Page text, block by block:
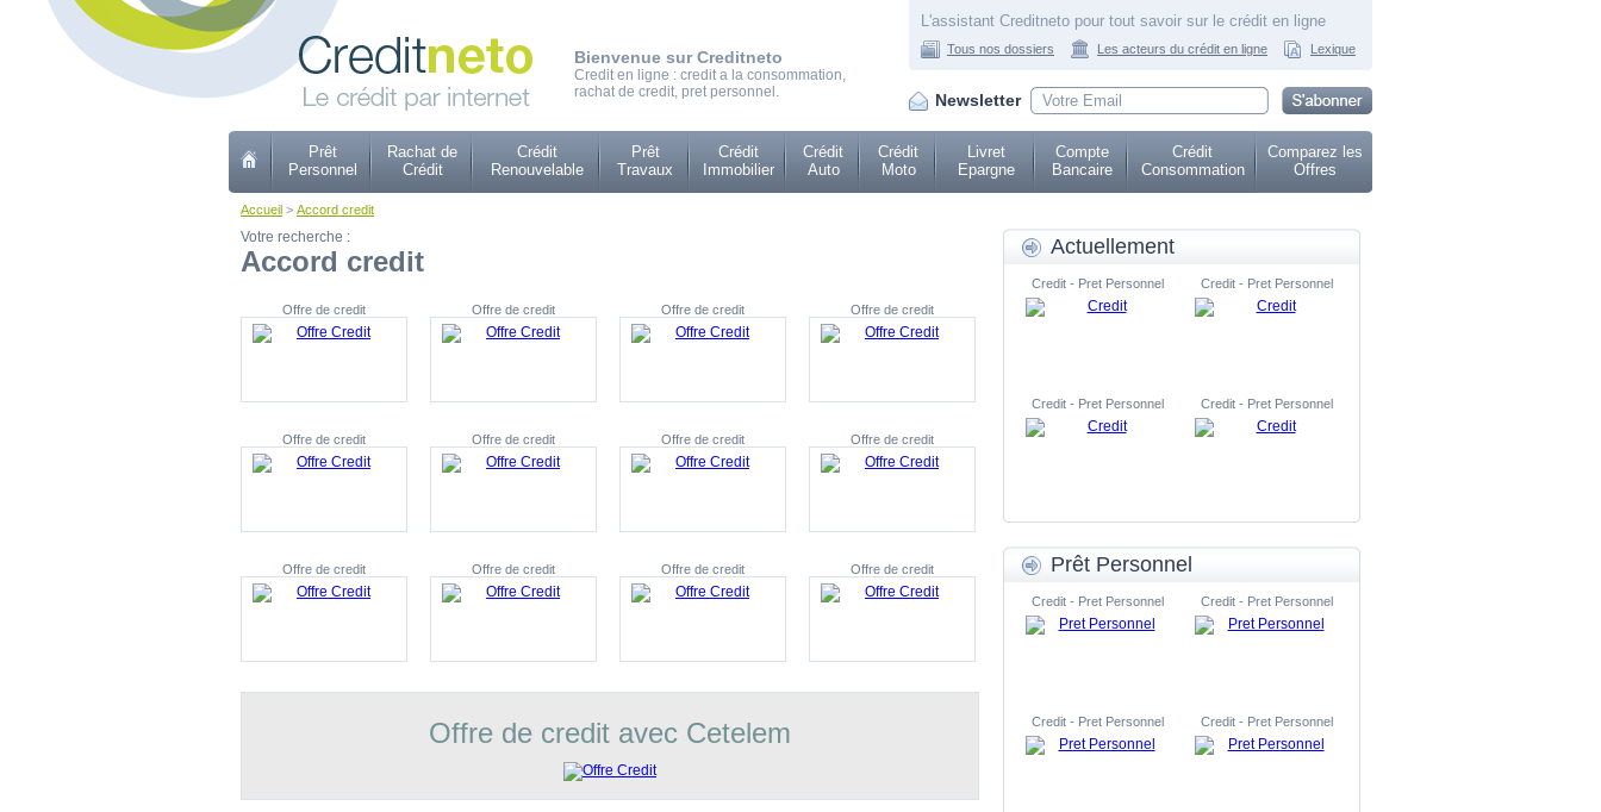
Bienvenue sur Creditneto
Credit en ligne : credit a la consommation,
rachat de credit, pret personnel.
L'assistant Creditneto pour tout savoir sur le crédit en ligne
Tous nos dossiers Les acteurs du crédit en ligne Lexique
Newsletter
Prêt
Personnel
Rachat de
Crédit
Crédit
Renouvelable
Prêt
Travaux
Crédit
Immobilier
Crédit
Auto
Crédit
Moto
Livret
Epargne
Compte
Bancaire
Crédit
Consommation
Comparez les
Offres
Accueil > Accord credit
Votre recherche :
Accord credit
Offre de credit Offre de credit Offre de credit Offre de credit
Offre de credit Offre de credit Offre de credit Offre de credit
Offre de credit Offre de credit Offre de credit Offre de credit
Offre de credit avec Cetelem
Actuellement
Credit - Pret Personnel Credit - Pret Personnel
Credit - Pret Personnel Credit - Pret Personnel
Prêt Personnel
Credit - Pret Personnel Credit - Pret Personnel
Credit - Pret Personnel Credit - Pret Personnel